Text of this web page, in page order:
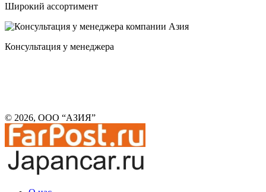
Широкий ассортимент
Консультация у менеджера
© 2026, ООО “АЗИЯ”